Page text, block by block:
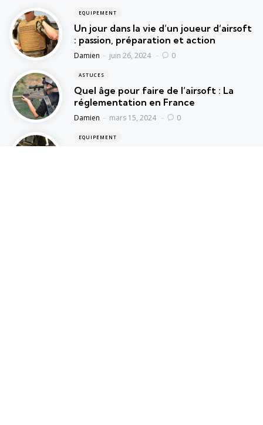
EQUIPEMENT
Un jour dans la vie d’un joueur d’airsoft
: passion, préparation et action
Posted
Damien juin 26, 2024 0
ASTUCES
Quel âge pour faire de l’airsoft : La
réglementation en France
Posted
Damien mars 15, 2024 0
EQUIPEMENT